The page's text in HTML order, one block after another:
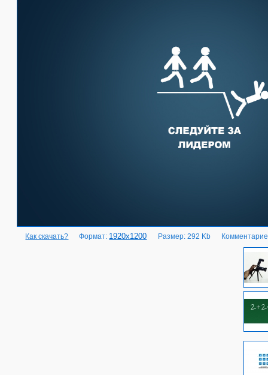
Как скачать? Формат: 1920x1200 Размер: 292 Kb